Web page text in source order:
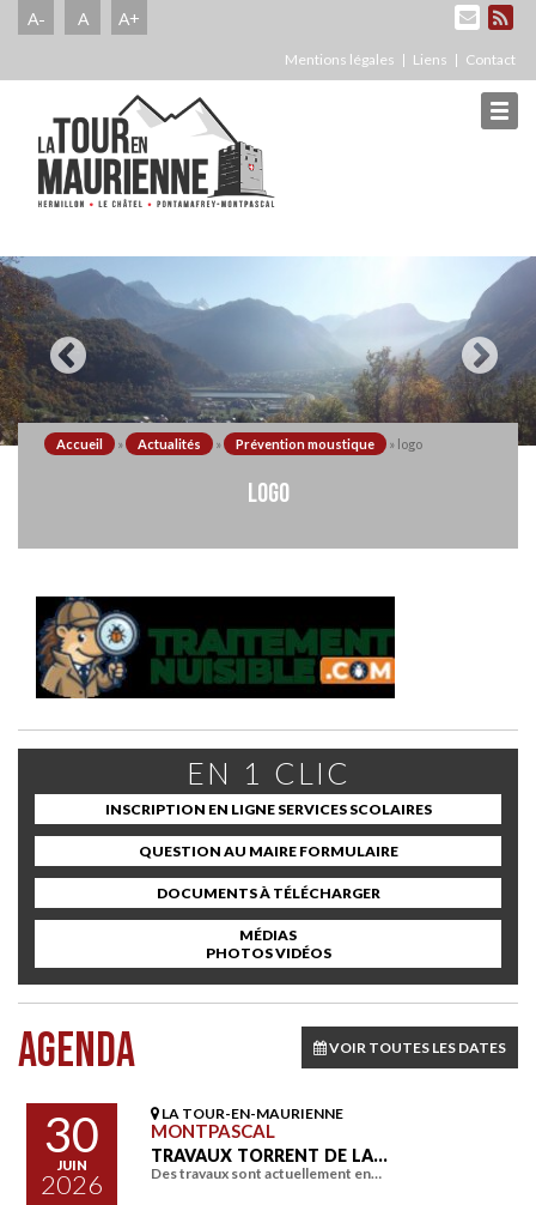
A- A A+
Mentions légales Liens Contact
Accueil » Actualités » Prévention moustique » logo
LOGO
EN 1 CLIC
INSCRIPTION EN LIGNE SERVICES SCOLAIRES
QUESTION AU MAIRE FORMULAIRE
DOCUMENTS À TÉLÉCHARGER
MÉDIAS
PHOTOS VIDÉOS
AGENDA VOIR TOUTES LES DATES
30
JUIN
2026
LA TOUR-EN-MAURIENNE
MONTPASCAL
TRAVAUX TORRENT DE LA…
Des travaux sont actuellement en…